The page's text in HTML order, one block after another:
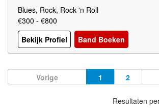
Blues, Rock, Rock 'n Roll
€300 - €800
Bekijk Profiel
Band Boeken
Vorige 1 2
Resultaten